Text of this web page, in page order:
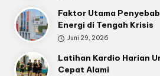
Faktor Utama
Energi di Tengah Krisis
Juni 29, 2026
Latihan Kardio Harian
Cepat Alami